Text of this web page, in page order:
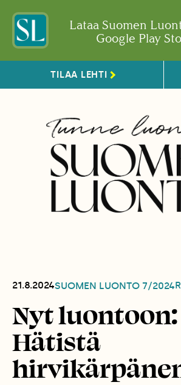
Lataa Suomen
Google Play
TILAA LEHTI
21.8.2024SUOMEN LUONTO 7/2024
Nyt luontoon:
Hätistä